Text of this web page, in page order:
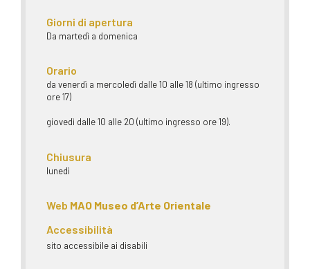
Giorni di apertura
Da martedì a domenica
Orario
da venerdì a mercoledì dalle 10 alle 18 (ultimo ingresso
ore 17)
giovedì dalle 10 alle 20 (ultimo ingresso ore 19).
Chiusura
lunedì
Web MAO Museo d’Arte Orientale
Accessibilità
sito accessibile ai disabili